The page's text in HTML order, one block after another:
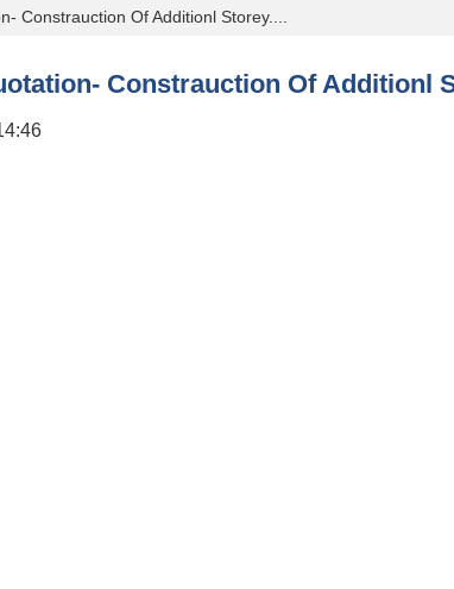
Constrauction Of Additionl Storey....
Constrauction Of Additionl